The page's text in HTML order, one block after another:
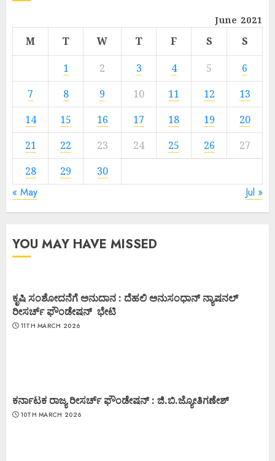
June 2021
M T W T F S
S
1
2 3 4 5
6
7
8 9 10 11 12
13
14
15 16 17 18 19
20
21
22 23 24 25 26
27
28
29 30
« May Jul »
YOU MAY HAVE MISSED
ಕೃಷಿ ಸಂಶೋದನೆಗೆ ಅನುದಾನ : ದೆಹಲಿ ಅನುಸಂಧಾನ್ ನ್ಯಾಷನಲ್
ರೀಸರ್ಚ್ ಫೌಂಡೇಷನ್ ಭೇಟಿ
11TH MARCH 2026
ಕರ್ನಾಟಕ ರಾಜ್ಯ ರೀಸರ್ಚ್ ಫೌಂಡೇಷನ್ : ಜಿ.ಬಿ.ಜ್ಯೋತಿಗಣೇಶ್
10TH MARCH 2026